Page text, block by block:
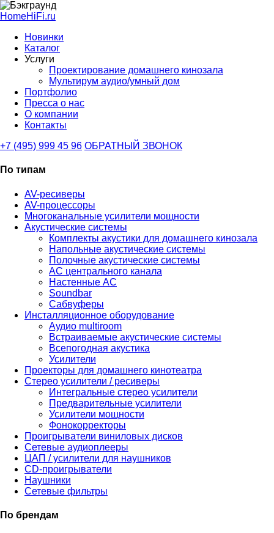
HomeHiFi.ru
Новинки
Каталог
Услуги
Проектирование домашнего кинозала
Мультирум аудио/умный дом
Портфолио
Пресса о нас
О компании
Контакты
+7 (495) 999 45 96 ОБРАТНЫЙ ЗВОНОК
По типам
AV-ресиверы
AV-процессоры
Многоканальные усилители мощности
Акустические системы
Комплекты акустики для домашнего кинозала
Напольные акустические системы
Полочные акустические системы
АС центрального канала
Настенные АС
Soundbar
Сабвуферы
Инсталляционное оборудование
Аудио multiroom
Встраиваемые акустические системы
Всепогодная акустика
Усилители
Проекторы для домашнего кинотеатра
Стерео усилители / ресиверы
Интегральные стерео усилители
Предварительные усилители
Усилители мощности
Фонокорректоры
Проигрыватели виниловых дисков
Сетевые аудиоплееры
ЦАП / усилители для наушников
CD-проигрыватели
Наушники
Сетевые фильтры
По брендам